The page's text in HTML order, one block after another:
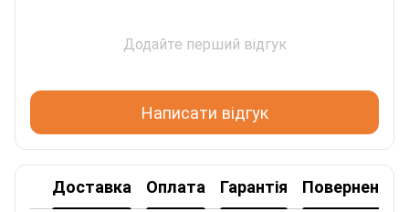
Додайте перший відгук
Написати відгук
Доставка Оплата Гарантія Повернення